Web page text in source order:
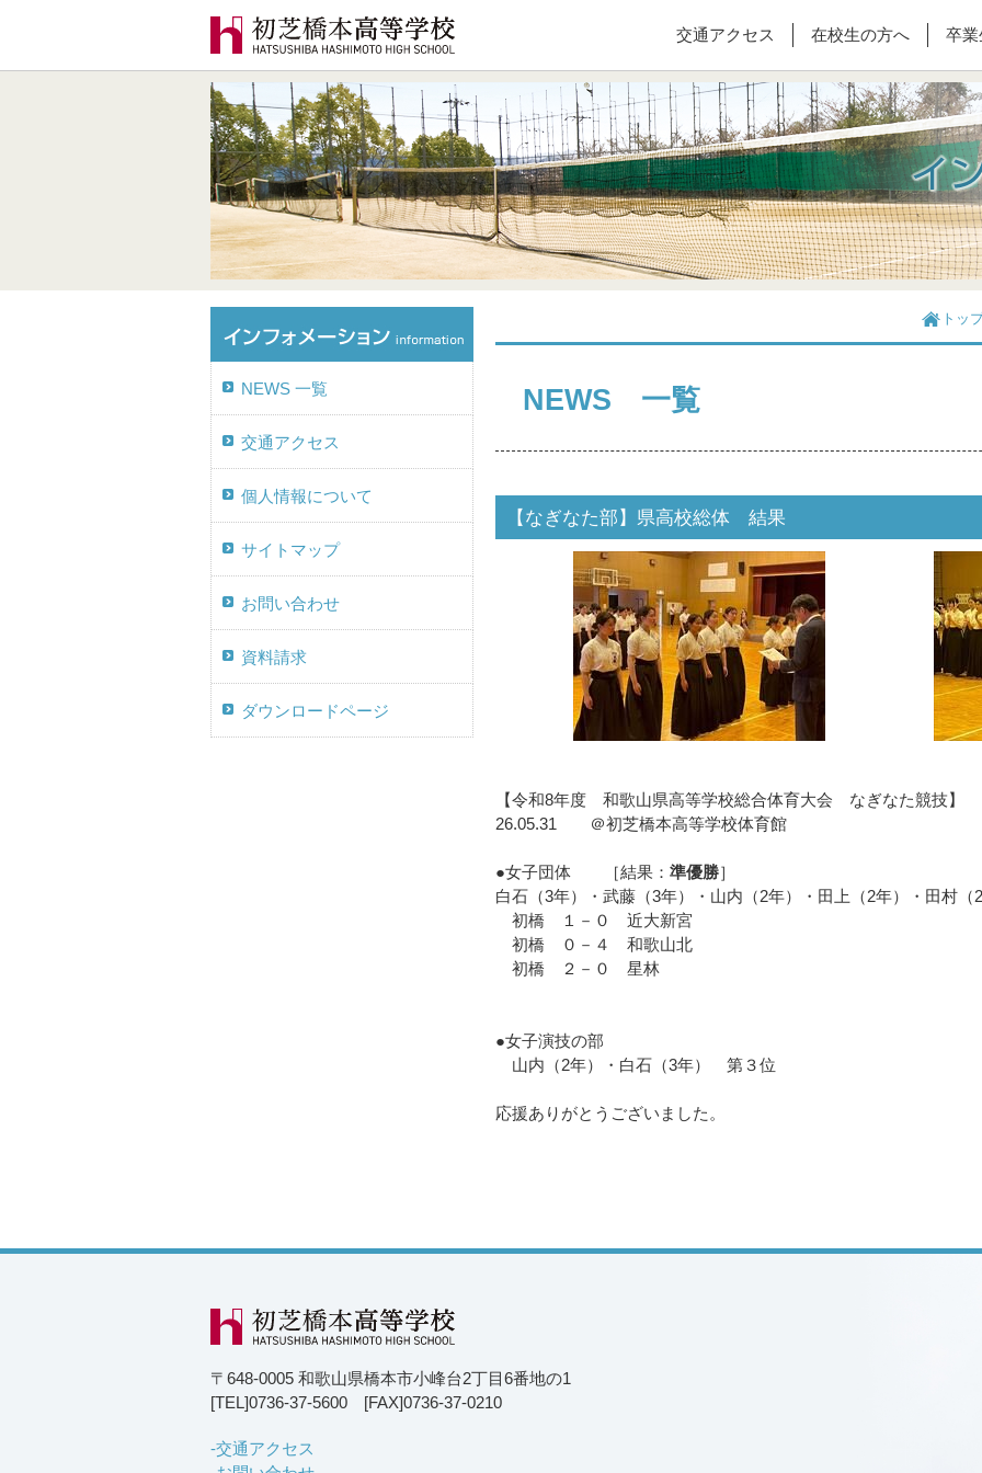
交通アクセス 在校生の方へ 卒業
NEWS 一覧
交通アクセス
個人情報について
サイトマップ
お問い合わせ
資料請求
ダウンロードページ
トッ
NEWS 一覧
【なぎなた部】県高校総体 結果
【令和8年度 和歌山県高等学校総合体育大会 なぎなた競技】
26.05.31 ＠初芝橋本高等学校体育館
●女子団体 ［結果： 準優勝］
白石（3年）・武藤（3年）・山内（2年）・田上（2年）・田村（
初橋 １－０ 近大新宮
初橋 ０－４ 和歌山北
初橋 ２－０ 星林
●女子演技の部
山内（2年）・白石（3年） 第３位
応援ありがとうございました。
〒648-0005 和歌山県橋本市小峰台2丁目6番地の1
[TEL]0736-37-5600 [FAX]0736-37-0210
交通アクセス